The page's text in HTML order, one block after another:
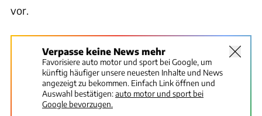
vor.
Verpasse keine News mehr
Favorisiere auto motor und sport bei Google, um
künftig häufiger unsere neuesten Inhalte und News
angezeigt zu bekommen. Einfach Link öffnen und
Auswahl bestätigen:auto motor und sport bei
Google bevorzugen.